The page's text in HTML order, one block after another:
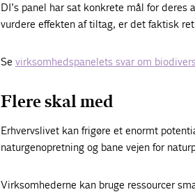
DI’s panel har sat konkrete mål for
vurdere effekten af tiltag, er det faktisk
Se virksomhedspanelets svar om
Flere skal med
Erhvervslivet kan frigøre et enormt
naturgenopretning og bane vejen for
Virksomhederne kan bruge ressourcer